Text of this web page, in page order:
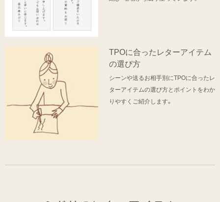
TPOに合ったレターアイテム
の選び方
シーンや送るお相手別にTPOに合ったレ
ターアイテムの選び方とポイントをわか
りやすくご紹介します。